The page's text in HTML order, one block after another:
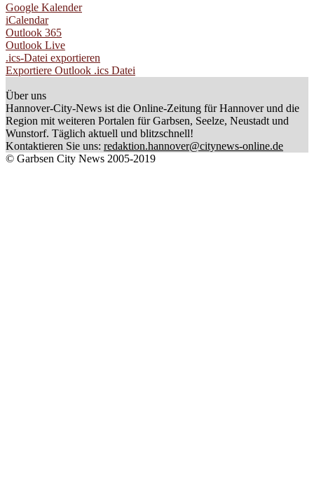
Google Kalender
iCalendar
Outlook 365
Outlook Live
.ics-Datei exportieren
Exportiere Outlook .ics Datei
Über uns
Hannover-City-News ist die Online-Zeitung für Hannover und die
Region mit weiteren Portalen für Garbsen, Seelze, Neustadt und
Wunstorf. Täglich aktuell und blitzschnell!
Kontaktieren Sie uns: redaktion.hannover@citynews-online.de
© Garbsen City News 2005-2019